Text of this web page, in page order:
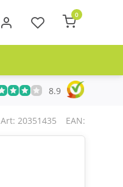
0
dan 20 jaar Telecom
8.9
Art: 20351435 EAN: